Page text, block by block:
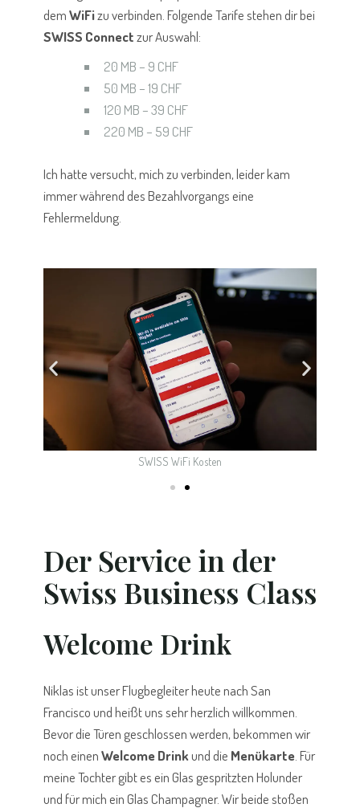
demWiFizu verbinden. Folgende Tarife stehen dir bei
SWISS Connectzur Auswahl:
20 MB – 9 CHF
50 MB – 19 CHF
120 MB – 39 CHF
220 MB – 59 CHF
Ich hatte versucht, mich zu verbinden, leider kam
immer während des Bezahlvorgangs eine
Fehlermeldung.
SWISS WiFi Kosten
Der Service in der
Swiss Business Class
Welcome Drink
Niklas ist unser Flugbegleiter heute nach San
Francisco und heißt uns sehr herzlich willkommen.
Bevor die Türen geschlossen werden, bekommen wir
noch einenWelcome Drinkund die Menükarte . Für
meine Tochter gibt es ein Glas gespritzten Holunder
und für mich ein Glas Champagner. Wir beide stoßen